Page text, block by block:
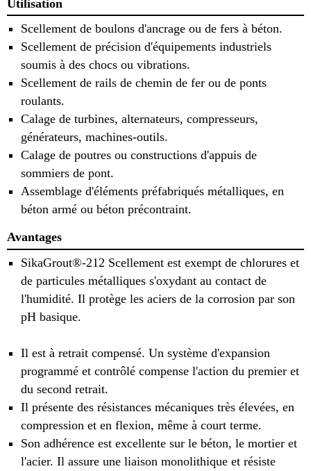
Utilisation
Scellement de boulons d'ancrage ou de fers à béton.
Scellement de précision d'équipements industriels
soumis à des chocs ou vibrations.
Scellement de rails de chemin de fer ou de ponts
roulants.
Calage de turbines, alternateurs, compresseurs,
générateurs, machines-outils.
Calage de poutres ou constructions d'appuis de
sommiers de pont.
Assemblage d'éléments préfabriqués métalliques, en
béton armé ou béton précontraint.
Avantages
SikaGrout®-212 Scellement est exempt de chlorures et
de particules métalliques s'oxydant au contact de
l'humidité. Il protège les aciers de la corrosion par son
pH basique.
Il est à retrait compensé. Un système d'expansion
programmé et contrôlé compense l'action du premier et
du second retrait.
Il présente des résistances mécaniques très élevées, en
compression et en flexion, même à court terme.
Son adhérence est excellente sur le béton, le mortier et
l'acier. Il assure une liaison monolithique et résiste